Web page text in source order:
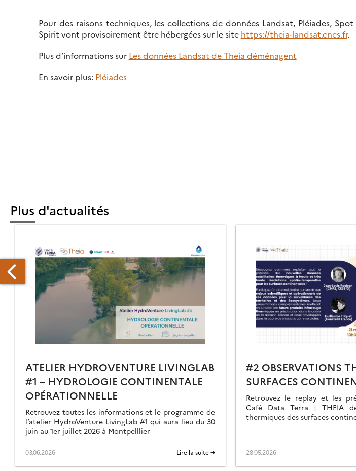
Pour des raisons techniques, les collections de données Landsat, Pléiades,
Spirit vont provisoirement être hébergées sur le site https://theia-landsat.cnes.fr.
Plus d’informations sur Les données Landsat de Theia déménagent
En savoir plus: Pléiades
Plus d'actualités
ATELIER HYDROVENTURE LIVINGLAB
#1 – HYDROLOGIE CONTINENTALE
OPÉRATIONNELLE
Retrouvez toutes les informations et le programme de
l’atelier HydroVenture LivingLab #1 qui aura lieu du 30
juin au 1er juillet 2026 à Montpelllier
03.06.2026 Lire la suite →
#2 OBSERVATIONS
SURFACES
Retrouvez le replay et les
Café Data Terra | THEIA
thermiques des surfaces
28.05.2026